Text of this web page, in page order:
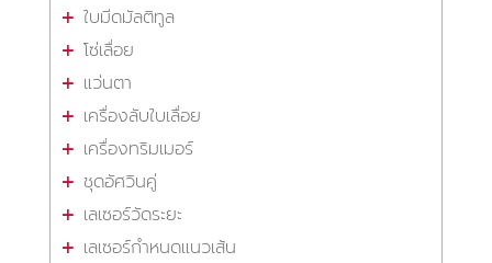
ใบมีดมัลติทูล
โซ่เลื่อย
แว่นตา
เครื่องลับใบเลื่อย
เครื่องทริมเมอร์
ชุดอัศวินคู่
เลเซอร์วัดระยะ
เลเซอร์กำหนดแนวเส้น